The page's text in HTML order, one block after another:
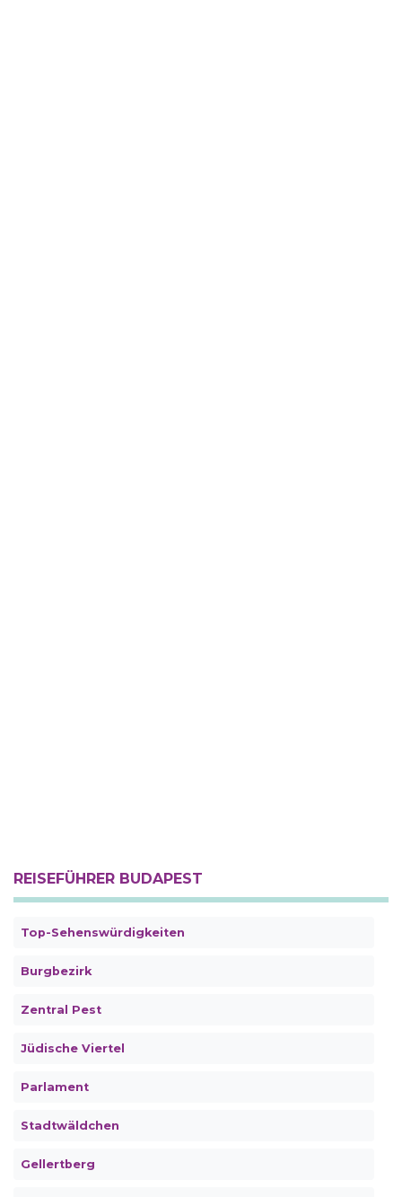
REISEFÜHRER BUDAPEST
Top-Sehenswürdigkeiten
Burgbezirk
Zentral Pest
Jüdische Viertel
Parlament
Stadtwäldchen
Gellertberg